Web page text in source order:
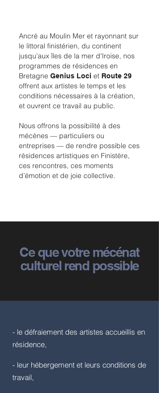
Ancré au Moulin Mer et rayonnant sur
le littoral finistérien, du continent
jusqu'aux îles de la mer d'Iroise, nos
programmes de résidences en
Bretagne Genius Loci et Route 29
offrent aux artistes le temps et les
conditions nécessaires à la création,
et ouvrent ce travail au public.
Nous offrons la possibilité à des
mécènes — particuliers ou
entreprises — de rendre possible ces
résidences artistiques en Finistère,
ces rencontres, ces moments
d’émotion et de joie collective.
Ce que votre mécénat
culturel rend possible
- le défraiement des artistes accueillis en
résidence,
- leur hébergement et leurs conditions de
travail,